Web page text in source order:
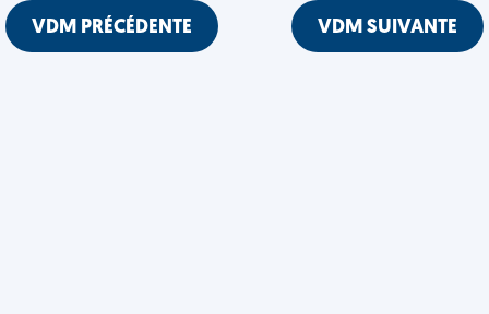
VDM PRÉCÉDENTE VDM SUIVANTE